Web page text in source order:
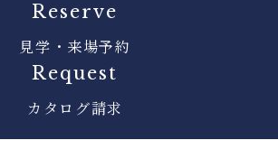
Reserve
見学・来場予約
Request
カタログ請求